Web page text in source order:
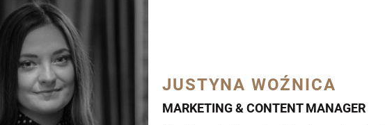
JUSTYNA WOŹNICA
MARKETING & CONTENT MANAGER